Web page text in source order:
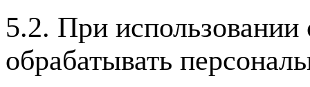
5.2. При
обрабатывать